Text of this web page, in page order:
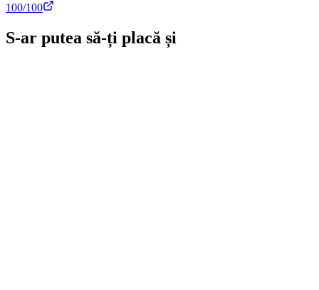
100/100
S-ar putea să-ți placă și